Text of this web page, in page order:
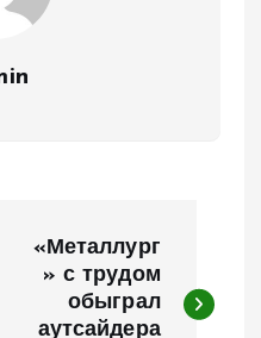
«Металлург
» с трудом
обыграл
аутсайдера